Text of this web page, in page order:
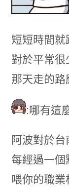
短短時間
對於平常
那天走的
:哪有這
阿波對於
每經過一
喂你的職業